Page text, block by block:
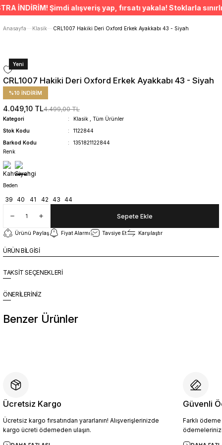
ÜCRETSİZ TESLİMAT İMKANI
SÜRDÜRÜLEBİLİR ÜRÜNLER
Anasayfa
Klasik CRL1007 Hakiki Deri Oxford Erkek Ayakkabı 43 - Siyah
Yeni
CRL1007 Hakiki Deri Oxford Erkek Ayakkabı 43 - Siyah
%10 İNDİRİM
4.049,10 TL4.499,00 TL
Kategori Klasik
Tüm Ürünler
Stok Kodu
1122844
Barkod Kodu
1351821122844
Renk
Beden
39 40 41 42 43 44
Sepete Ekle
Ürünü Paylaş Fiyat Alarmı Tavsiye Et Karşılaştır
ÜRÜN BİLGİSİ
TAKSİT SEÇENEKLERİ
ÖNERİLERİNİZ
Benzer Ürünler
4.904,10 TL
5.449,00 TL
Sepete Ekle
Ücretsiz Kargo
Ücretsiz kargo fırsatından yararlanın! Alışverişlerinizde
kargo ücreti ödemeden ulaşın.
Güvenli
Farklı
İNDİRİM! Şimdi alışveriş yap, fırsatı yakala! Stoklarla